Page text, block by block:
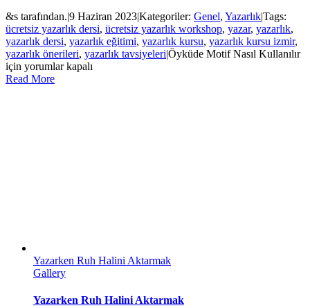
&s tarafından.|9 Haziran 2023|Kategoriler: Genel, Yazarlık|Tags:
ücretsiz yazarlık dersi, ücretsiz yazarlık workshop, yazar, yazarlık,
yazarlık dersi, yazarlık eğitimi, yazarlık kursu, yazarlık kursu izmir,
yazarlık önerileri, yazarlık tavsiyeleri|Öyküde Motif Nasıl Kullanılır
için yorumlar kapalı
Read More
Yazarken Ruh Halini Aktarmak
Gallery
Yazarken Ruh Halini Aktarmak